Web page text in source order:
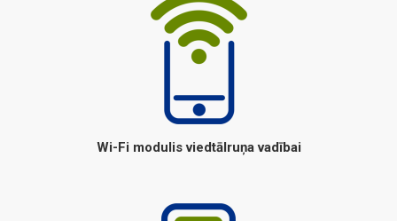
Wi-Fi modulis viedtālruņa vadībai